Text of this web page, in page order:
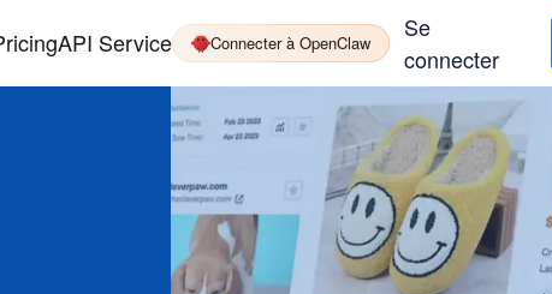
API Service Connecter à OpenClaw
Se
connecter